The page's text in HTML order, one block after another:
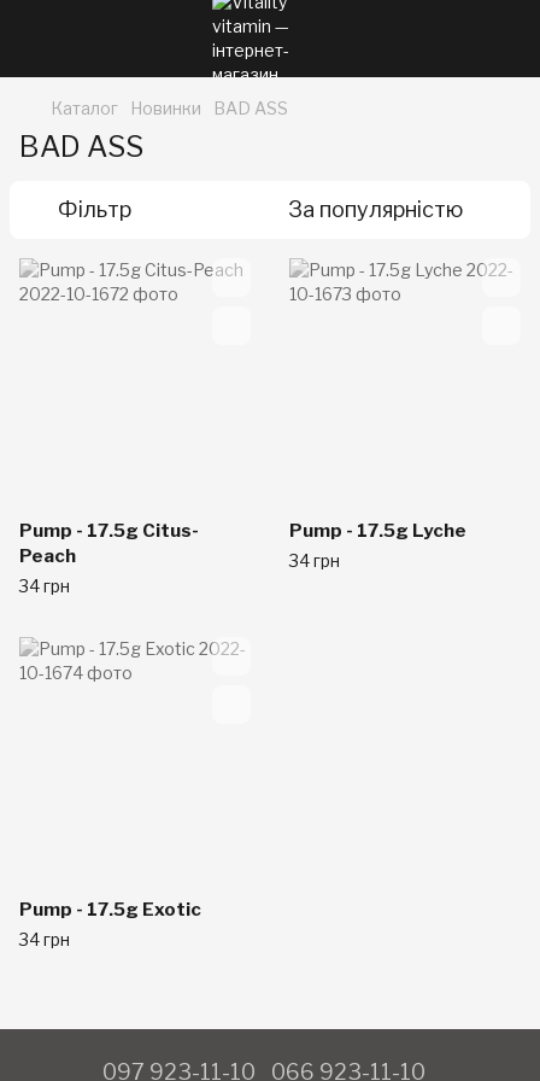
Каталог Новинки BAD ASS
BAD ASS
Фільтр За популярністю
Pump - 17.5g Citus-
Peach
34 грн
Pump - 17.5g Lyche
34 грн
Pump - 17.5g Exotic
34 грн
097 923-11-10 066 923-11-10